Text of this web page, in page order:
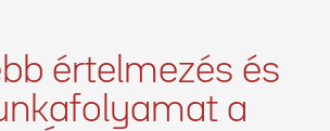
értelmezés és
a